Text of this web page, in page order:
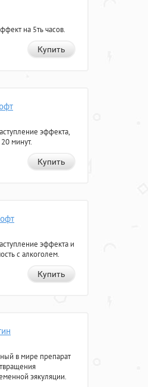
на 5ть часов.
Купить
эффекта,
минут.
Купить
эффекта и
с алкоголем.
Купить
в мире препарат
эякуляции.